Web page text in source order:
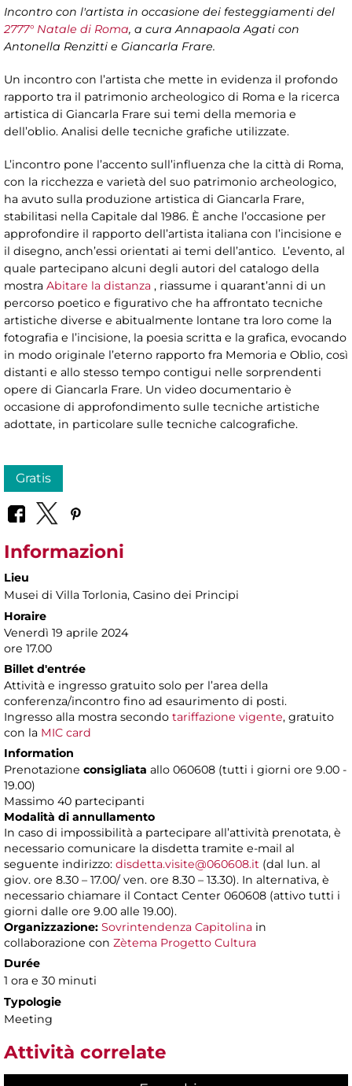
Incontro con l'artista in occasione dei festeggiamenti del
2777° Natale di Roma, a cura Annapaola Agati con
Antonella Renzitti e Giancarla Frare.
Un incontro con l’artista che mette in evidenza il profondo
rapporto tra il patrimonio archeologico di Roma e la ricerca
artistica di Giancarla Frare sui temi della memoria e
dell’oblio. Analisi delle tecniche grafiche utilizzate.
L’incontro pone l’accento sull’influenza che la città di Roma,
con la ricchezza e varietà del suo patrimonio archeologico,
ha avuto sulla produzione artistica di Giancarla Frare,
stabilitasi nella Capitale dal 1986. È anche l’occasione per
approfondire il rapporto dell’artista italiana con l’incisione e
il disegno, anch’essi orientati ai temi dell’antico. L’evento, al
quale partecipano alcuni degli autori del catalogo della
mostra Abitare la distanza , riassume i quarant’anni di un
percorso poetico e figurativo che ha affrontato tecniche
artistiche diverse e abitualmente lontane tra loro come la
fotografia e l’incisione, la poesia scritta e la grafica, evocando
in modo originale l’eterno rapporto fra Memoria e Oblio, così
distanti e allo stesso tempo contigui nelle sorprendenti
opere di Giancarla Frare. Un video documentario è
occasione di approfondimento sulle tecniche artistiche
adottate, in particolare sulle tecniche calcografiche.
Gratis
Informazioni
Lieu
Musei di Villa Torlonia, Casino dei Principi
Horaire
Venerdì 19 aprile 2024
ore 17.00
Billet d'entrée
Attività e ingresso gratuito solo per l’area della
conferenza/incontro fino ad esaurimento di posti.
Ingresso alla mostra secondo tariffazione vigente, gratuito
con la MIC card
Information
Prenotazione consigliata allo 060608 (tutti i giorni ore 9.00 -
19.00)
Massimo 40 partecipanti
Modalità di annullamento
In caso di impossibilità a partecipare all’attività prenotata, è
necessario comunicare la disdetta tramite e-mail al
seguente indirizzo: disdetta.visite@060608.it (dal lun. al
giov. ore 8.30 – 17.00/ ven. ore 8.30 – 13.30). In alternativa, è
necessario chiamare il Contact Center 060608 (attivo tutti i
giorni dalle ore 9.00 alle 19.00).
Organizzazione: Sovrintendenza Capitolina in
collaborazione con Zètema Progetto Cultura
Durée
1 ora e 30 minuti
Typologie
Meeting
Attività correlate